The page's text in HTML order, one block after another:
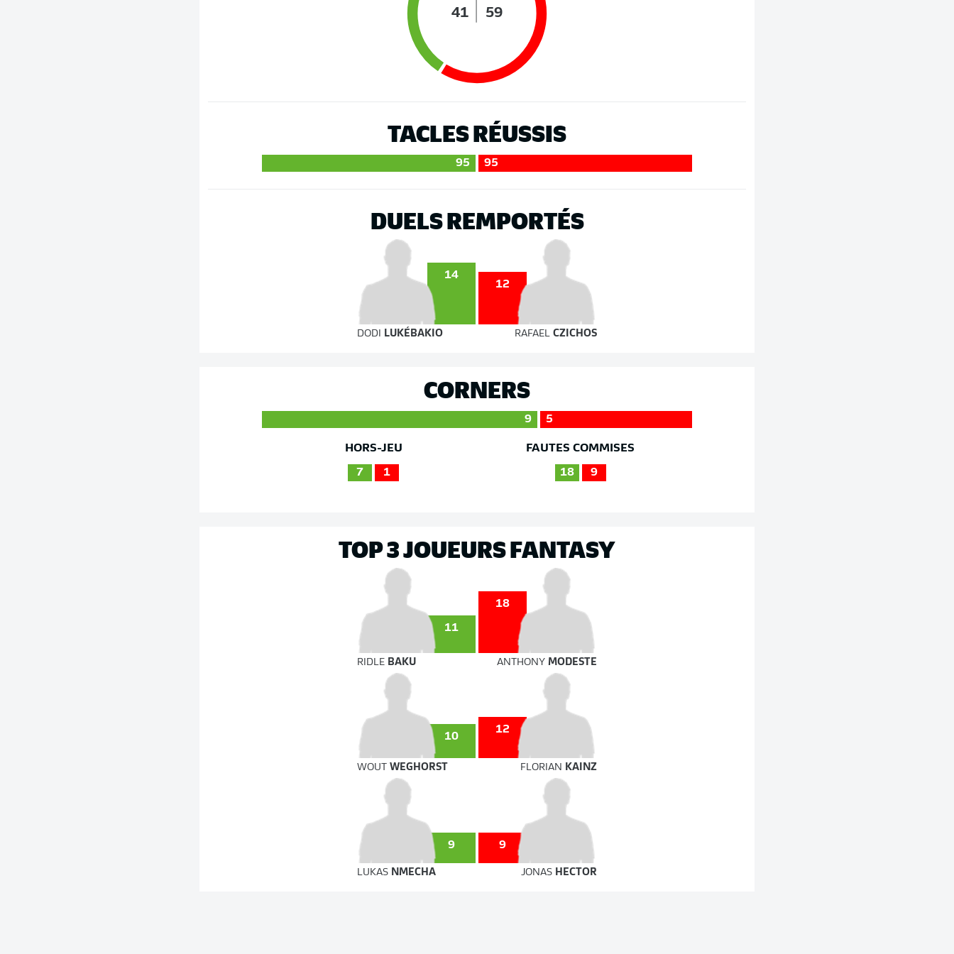
41 59
TACLES RÉUSSIS
95 95
DUELS REMPORTÉS
14
12
DODI LUKÉBAKIO RAFAEL CZICHOS
CORNERS
9 5
HORS-JEU
7 1
FAUTES COMMISES
18 9
TOP 3 JOUEURS FANTASY
11
18
RIDLE BAKU ANTHONY MODESTE
10
12
WOUTWEGHORST FLORIAN KAINZ
9 9
LUKAS NMECHA JONAS HECTOR